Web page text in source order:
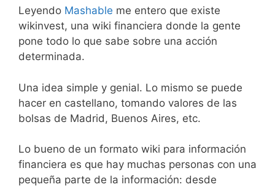
Leyendo Mashable me entero que existe
wikinvest, una wiki financiera donde la gente
pone todo lo que sabe sobre una acción
determinada.
Una idea simple y genial. Lo mismo se puede
hacer en castellano, tomando valores de las
bolsas de Madrid, Buenos Aires, etc.
Lo bueno de un formato wiki para información
financiera es que hay muchas personas con una
pequeña parte de la información: desde